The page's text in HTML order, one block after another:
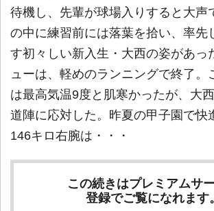
待機し、先輩が球場入りすると大声
の中に練習前には落葉を拾い、率先
す初々しい新入生・大西の姿があっ
ューは、軽めのランニングで終了。
は最高気温9度と肌寒かったが、大
道陣に応対した。昨夏の甲子園で快
146キロ右腕は・・・
この続きはプレミアムサ
登録でご覧になれます。